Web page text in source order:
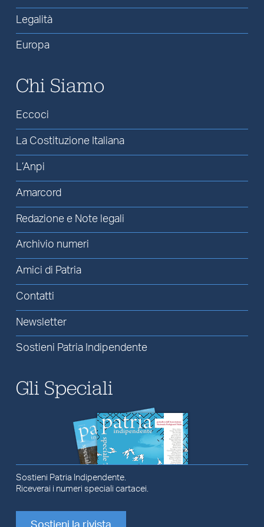
Legalità
Europa
Chi Siamo
Eccoci
La Costituzione Italiana
L’Anpi
Amarcord
Redazione e Note legali
Archivio numeri
Amici di Patria
Contatti
Newsletter
Sostieni Patria Indipendente
Gli Speciali
Sostieni Patria Indipendente.
Riceverai i numeri speciali cartacei.